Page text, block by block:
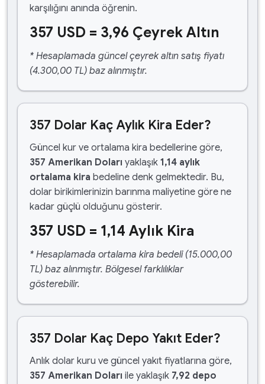
karşılığını anında öğrenin.
357 USD = 3,96 Çeyrek Altın
* Hesaplamada güncel çeyrek altın satış fiyatı
(4.300,00 TL) baz alınmıştır.
357 Dolar Kaç Aylık Kira Eder?
Güncel kur ve ortalama kira bedellerine göre,
357 Amerikan Doları yaklaşık 1,14 aylık
ortalama kira bedeline denk gelmektedir. Bu,
dolar birikimlerinizin barınma maliyetine göre ne
kadar güçlü olduğunu gösterir.
357 USD = 1,14 Aylık Kira
* Hesaplamada ortalama kira bedeli (15.000,00
TL) baz alınmıştır. Bölgesel farklılıklar
gösterebilir.
357 Dolar Kaç Depo Yakıt Eder?
Anlık dolar kuru ve güncel yakıt fiyatlarına göre,
357 Amerikan Doları ile yaklaşık 7,92 depo